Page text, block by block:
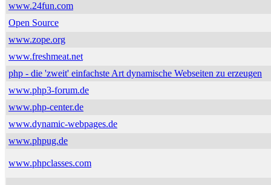
www.24fun.com
Open Source
www.zope.org
www.freshmeat.net
php - die 'zweit' einfachste Art dynamische Webseiten zu erzeugen
www.php3-forum.de
www.php-center.de
www.dynamic-webpages.de
www.phpug.de
www.phpclasses.com